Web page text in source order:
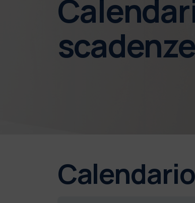
scadenze